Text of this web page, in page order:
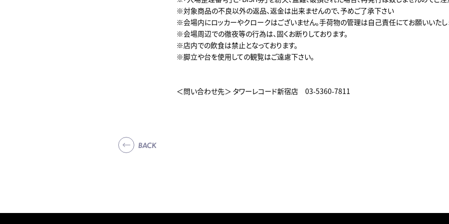
※対象商品の不良以外の返品、返金は出来ませんので、予めご了承下さい
※会場内にロッカーやクロークはございません。手荷物の管理は自己責任にてお願いいたし
※会場周辺での徹夜等の行為は、固くお断りしております。
※店内での飲食は禁止となっております。
※脚立や台を使用しての観覧はご遠慮下さい。
＜問い合わせ先＞ タワーレコード新宿店 03-5360-7811
BACK